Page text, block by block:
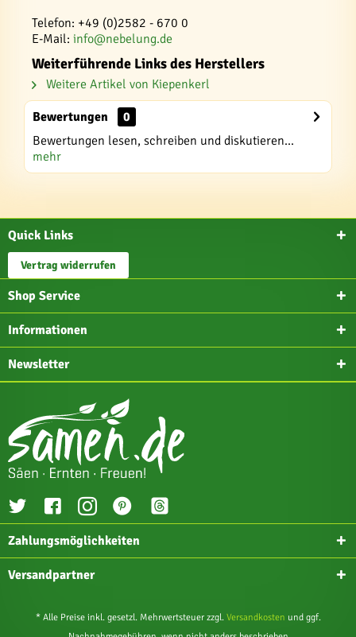
Telefon: +49 (0)2582 - 670 0
E-Mail: info@nebelung.de
Weiterführende Links des Herstellers
Weitere Artikel von Kiepenkerl
Bewertungen
0
Bewertungen lesen, schreiben und diskutieren...
mehr
Quick Links
Vertrag widerrufen
Shop Service
Informationen
Newsletter
Zahlungsmöglichkeiten
Versandpartner
* Alle Preise inkl. gesetzl. Mehrwertsteuer zzgl. Versandkosten und ggf.